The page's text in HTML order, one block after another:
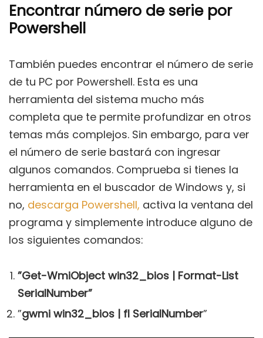
Encontrar número de serie por
Powershell
También puedes encontrar el número de serie
de tu PC por Powershell. Esta es una
herramienta del sistema mucho más
completa que te permite profundizar en otros
temas más complejos. Sin embargo, para ver
el número de serie bastará con ingresar
algunos comandos. Comprueba si tienes la
herramienta en el buscador de Windows y, si
no, descarga Powershell, activa la ventana del
programa y simplemente introduce alguno de
los siguientes comandos:
”Get-WmiObject win32_bios | Format-List
SerialNumber”
”gwmi win32_bios | fl SerialNumber”